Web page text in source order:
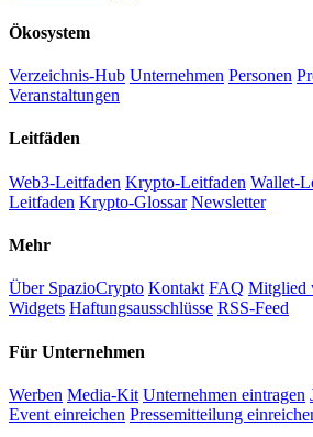
Ökosystem
Verzeichnis-Hub Unternehmen Personen
Veranstaltungen
Leitfäden
Web3-Leitfaden Krypto-Leitfaden Wallet-
Leitfaden Krypto-Glossar Newsletter
Mehr
Über SpazioCrypto Kontakt FAQ Mitglied
Widgets Haftungsausschlüsse RSS-Feed
Für Unternehmen
Werben Media-Kit Unternehmen eintragen
Event einreichen Pressemitteilung